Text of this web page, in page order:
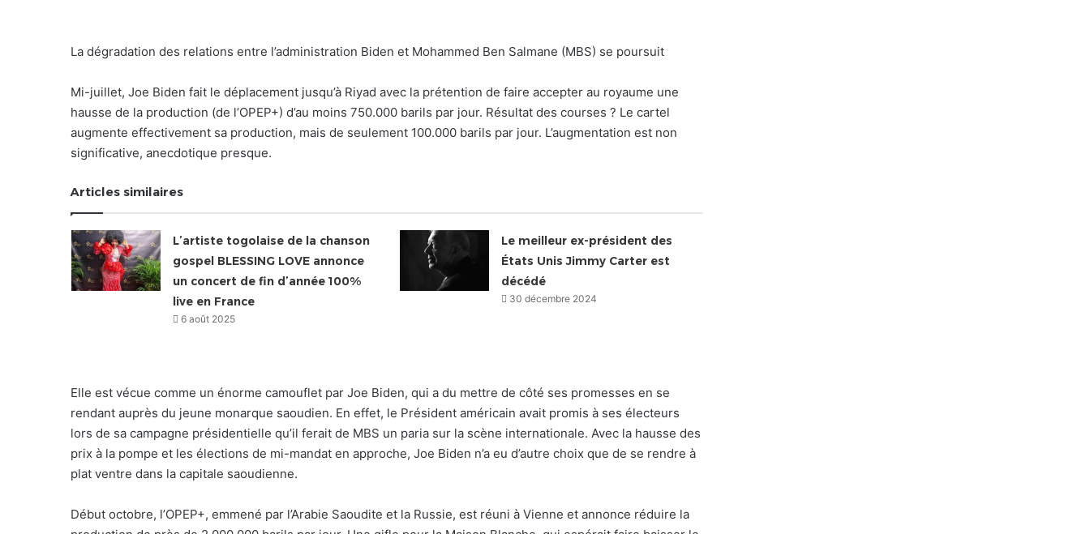
La dégradation des relations entre l’administration Biden et Mohammed Ben Salmane (MBS) se poursuit
Mi-juillet, Joe Biden fait le déplacement jusqu’à Riyad avec la prétention de faire accepter au royaume une
hausse de la production (de l’OPEP+) d’au moins 750.000 barils par jour. Résultat des courses ? Le cartel
augmente effectivement sa production, mais de seulement 100.000 barils par jour. L’augmentation est non
significative, anecdotique presque.
Articles similaires
L’artiste togolaise de la chanson
gospel BLESSING LOVE annonce
un concert de fin d’année 100%
live en France
6 août 2025
Le meilleur ex-président des
États Unis Jimmy Carter est
décédé
30 décembre 2024
Elle est vécue comme un énorme camouflet par Joe Biden, qui a du mettre de côté ses promesses en se
rendant auprès du jeune monarque saoudien. En effet, le Président américain avait promis à ses électeurs
lors de sa campagne présidentielle qu’il ferait de MBS un paria sur la scène internationale. Avec la hausse des
prix à la pompe et les élections de mi-mandat en approche, Joe Biden n’a eu d’autre choix que de se rendre à
plat ventre dans la capitale saoudienne.
Début octobre, l’OPEP+, emmené par l’Arabie Saoudite et la Russie, est réuni à Vienne et annonce réduire la